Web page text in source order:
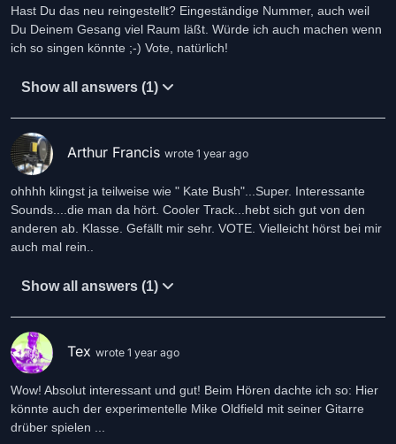
Hast Du das neu reingestellt? Eingeständige Nummer, auch weil
Du Deinem Gesang viel Raum läßt. Würde ich auch machen wenn
ich so singen könnte ;-) Vote, natürlich!
Show all answers (1)
Arthur Francis wrote 1 year ago
ohhhh klingst ja teilweise wie " Kate Bush"...Super. Interessante
Sounds....die man da hört. Cooler Track...hebt sich gut von den
anderen ab. Klasse. Gefällt mir sehr. VOTE. Vielleicht hörst bei mir
auch mal rein..
Show all answers (1)
Tex wrote 1 year ago
Wow! Absolut interessant und gut! Beim Hören dachte ich so: Hier
könnte auch der experimentelle Mike Oldfield mit seiner Gitarre
drüber spielen ...